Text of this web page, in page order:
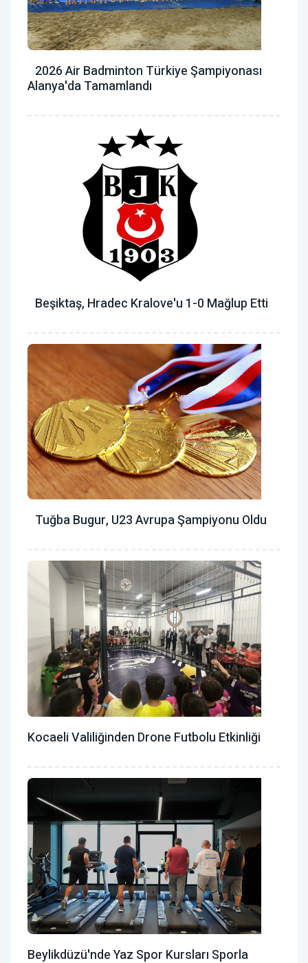
2026 Air Badminton Türkiye Şampiyonası
Alanya'da Tamamlandı
Beşiktaş, Hradec Kralove'u 1-0 Mağlup Etti
Tuğba Bugur, U23 Avrupa Şampiyonu Oldu
Kocaeli Valiliğinden Drone Futbolu Etkinliği
Beylikdüzü'nde Yaz Spor Kursları Sporla